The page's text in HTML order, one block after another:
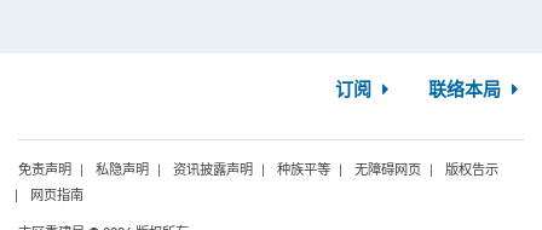
订阅 联络本局
免责声明 私隐声明 资讯披露声明 种族平等 无障碍网页
版权告示
网页指南